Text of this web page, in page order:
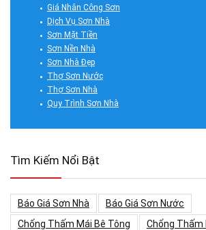
Giá Nhân Công Sơn
Dịch Vụ Sơn Nhà
Sơn Mặt Tiền
Sơn Nền Nhà
Sơn Nhà Đẹp
Thợ Sơn Nước
Thợ Sơn Nhà
Quy Trình Sơn Nhà
Tìm Kiếm Nổi Bật
Báo Giá Sơn Nhà
Báo Giá Sơn Nước
Chống Thấm Mái Bê Tông
Chống Thấm